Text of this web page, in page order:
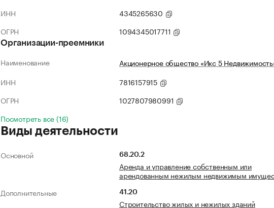
ИНН
4345265630
ОГРН
1094345017711
Организации-преемники
Наименование
Акционерное общество «Икс 5
ИНН
7816157915
ОГРН
1027807980991
Посмотреть все (16)
Виды деятельности
Основной 68.20.2
Аренда и управление собственным или
арендованным нежилым недвижимым
Дополнительные
41.20
Строительство жилых и нежилых зданий